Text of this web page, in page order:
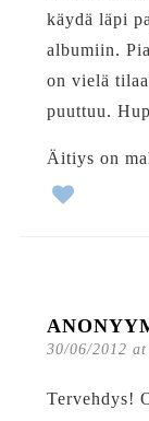
käydä läpi
albumiin.
on vielä
puuttuu.
Äitiys on
30/06/2012
Tervehdys!